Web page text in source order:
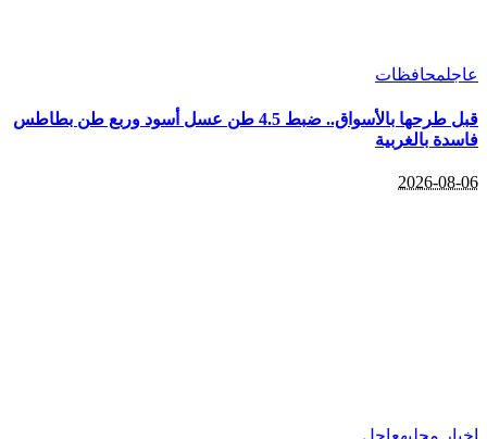
عاجلمحافظات
قبل طرحها بالأسواق.. ضبط 4.5 طن عسل أسود وربع طن بطاطس
فاسدة بالغربية
2026-08-06
اخبار محليهعاجل